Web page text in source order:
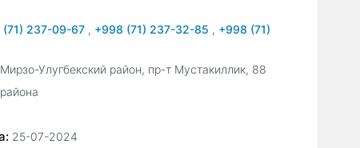
(71) 237-09-67 , +998 (71) 237-32-85 , +998 (71)
Улугбекский район, пр-т Мустакиллик, 88
25-07-2024